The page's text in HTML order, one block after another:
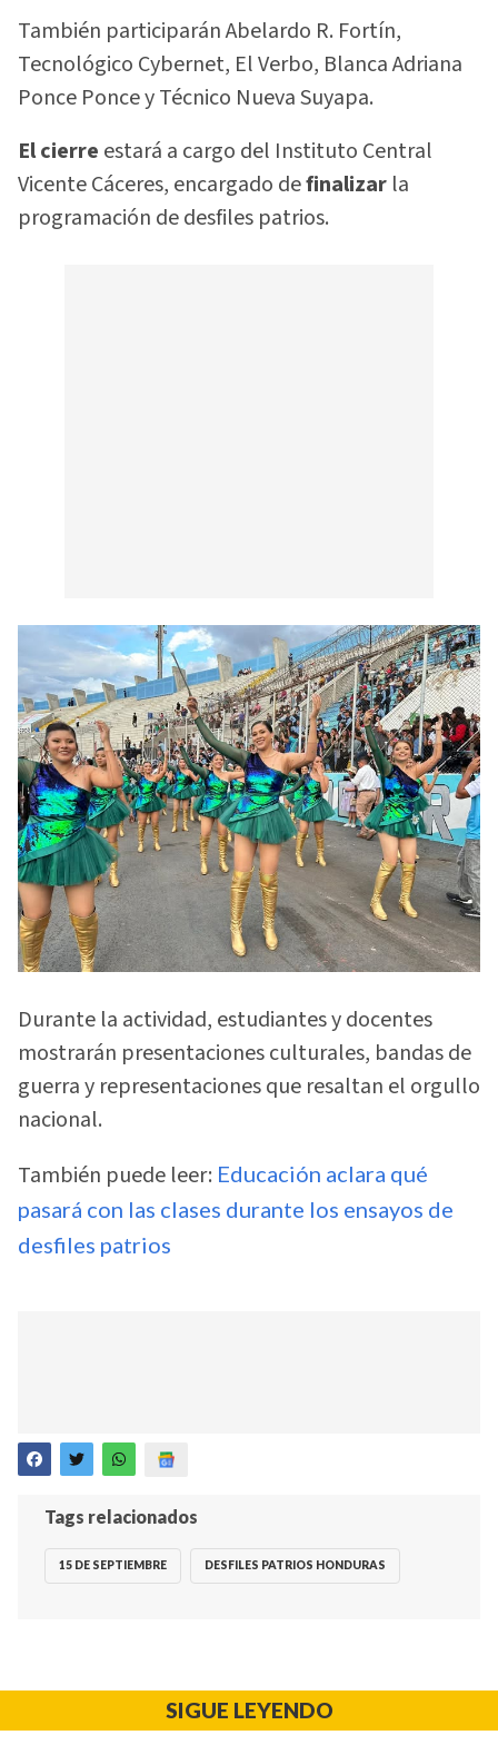
También participarán Abelardo R. Fortín,
Tecnológico Cybernet, El Verbo, Blanca Adriana
Ponce Ponce y Técnico Nueva Suyapa.
El cierre estará a cargo del Instituto Central
Vicente Cáceres, encargado definalizar la
programación de desfiles patrios.
Durante la actividad, estudiantes y docentes
mostrarán presentaciones culturales, bandas de
guerra y representaciones que resaltan el orgullo
nacional.
También puede leer: Educación aclara qué
pasará con las clases durante los ensayos de
desfiles patrios
Tags relacionados
15 DE SEPTIEMBRE DESFILES PATRIOS HONDURAS
SIGUE LEYENDO